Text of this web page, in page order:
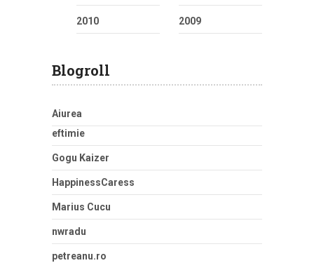
2010 2009
Blogroll
Aiurea
eftimie
Gogu Kaizer
HappinessCaress
Marius Cucu
nwradu
petreanu.ro